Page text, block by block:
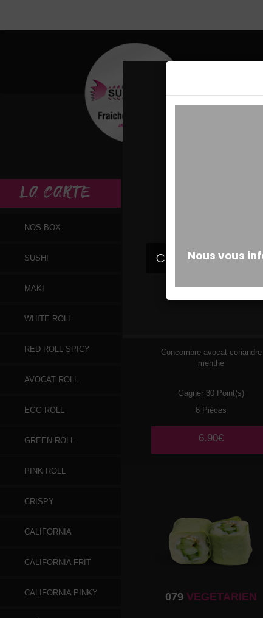
LA CARTE
NOS BOX
SUSHI
MAKI
WHITE ROLL
RED ROLL SPICY
AVOCAT ROLL
EGG ROLL
GREEN ROLL
PINK ROLL
CRISPY
CALIFORNIA
CALIFORNIA FRIT
CALIFORNIA PINKY
Concombre avocat coriandre
menthe
Gagner 30 Point(s)
6 Pièces
6.90€
079 VEGETARIEN